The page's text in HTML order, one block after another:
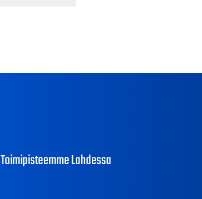
Toimipisteemme Lahdessa